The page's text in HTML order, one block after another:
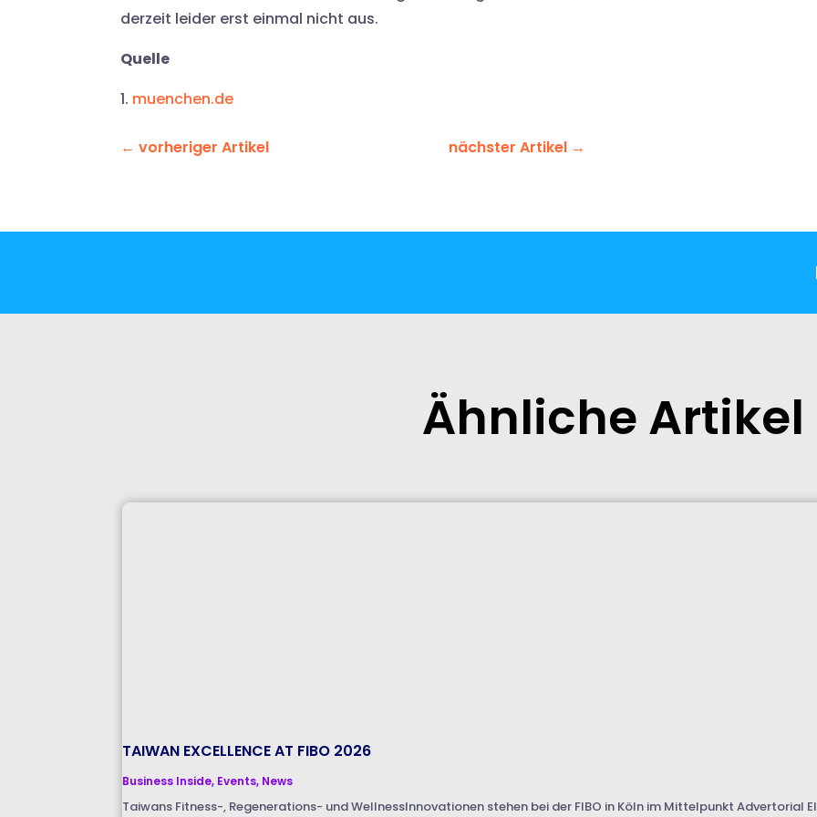
derzeit leider erst einmal nicht aus.
Quelle
1. muenchen.de
← vorheriger Artikel nächster Artikel →
Ähnliche Artikel
TAIWAN EXCELLENCE AT FIBO 2026
Business Inside, Events, News
Taiwans Fitness-, Regenerations- und WellnessInnovationen stehen bei der FIBO in Köln im Mittelpunkt Advertorial